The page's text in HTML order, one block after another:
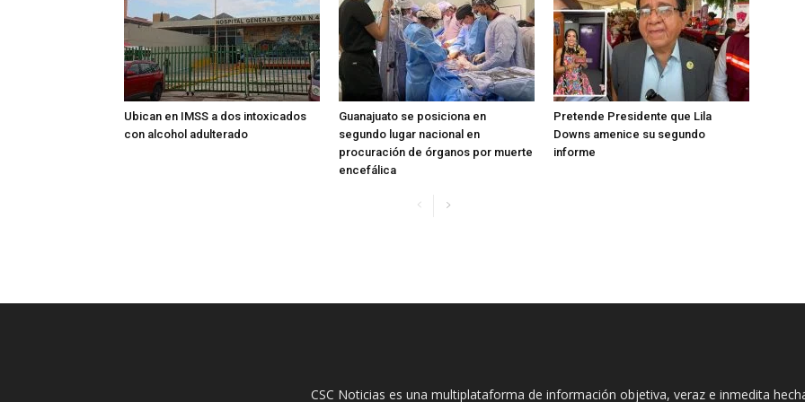
Ubican en IMSS a dos intoxicados
con alcohol adulterado
Guanajuato se posiciona en
segundo lugar nacional en
procuración de órganos por muerte
encefálica
Pretende Presidente que Lila
Downs amenice su segundo
informe
CSC Noticias es una multiplataforma de información objetiva, veraz e inmedita